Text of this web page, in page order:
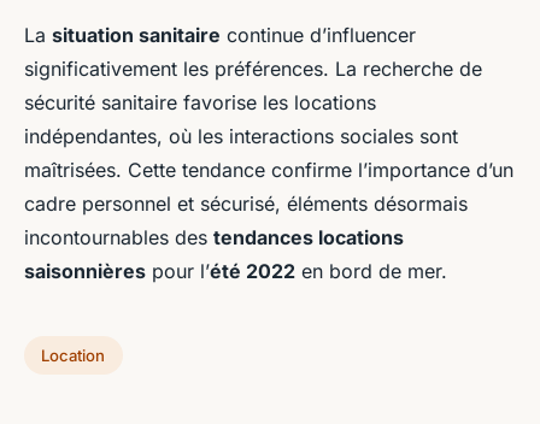
La situation sanitaire continue d’influencer
significativement les préférences. La recherche de
sécurité sanitaire favorise les locations
indépendantes, où les interactions sociales sont
maîtrisées. Cette tendance confirme l’importance d’un
cadre personnel et sécurisé, éléments désormais
incontournables des tendances locations
saisonnières pour l’été 2022 en bord de mer.
Location